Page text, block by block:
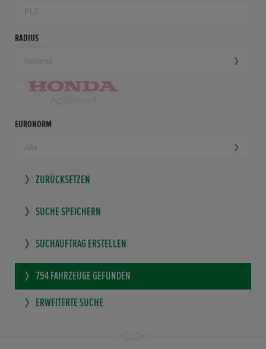
RADIUS
EURONORM
ZURÜCKSETZEN
SUCHE SPEICHERN
SUCHAUFTRAG ERSTELLEN
794 FAHRZEUGE GEFUNDEN
ERWEITERTE SUCHE